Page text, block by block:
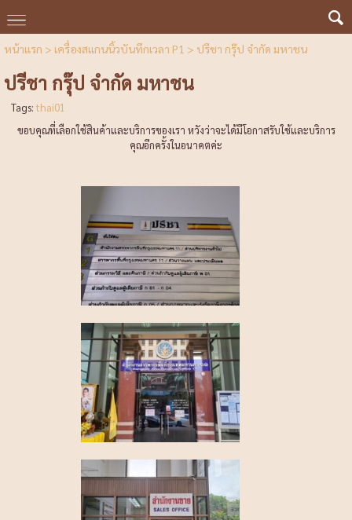
หน้าแรก > เครื่องสแกนนิ้วบันทึกเวลา P1 > ปรีชา กรุ๊ป จำกัด มหาชน
ปรีชา กรุ๊ป จำกัด มหาชน
Tags:thai01
ขอบคุณที่เลือกใช้สินค้าและบริการของเรา หวังว่าจะได้มีโอกาสรับใช้และบริการ
คุณอีกครั้งในอนาคตค่ะ